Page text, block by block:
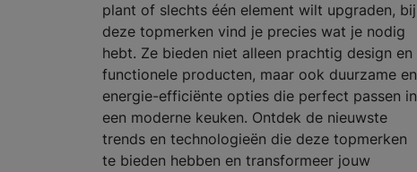
plant of slechts één element wilt upgraden, bij
deze topmerken vind je precies wat je nodig
hebt. Ze bieden niet alleen prachtig design en
functionele producten, maar ook duurzame en
energie-efficiënte opties die perfect passen in
een moderne keuken. Ontdek de nieuwste
trends en technologieën die deze topmerken
te bieden hebben en transformeer jouw